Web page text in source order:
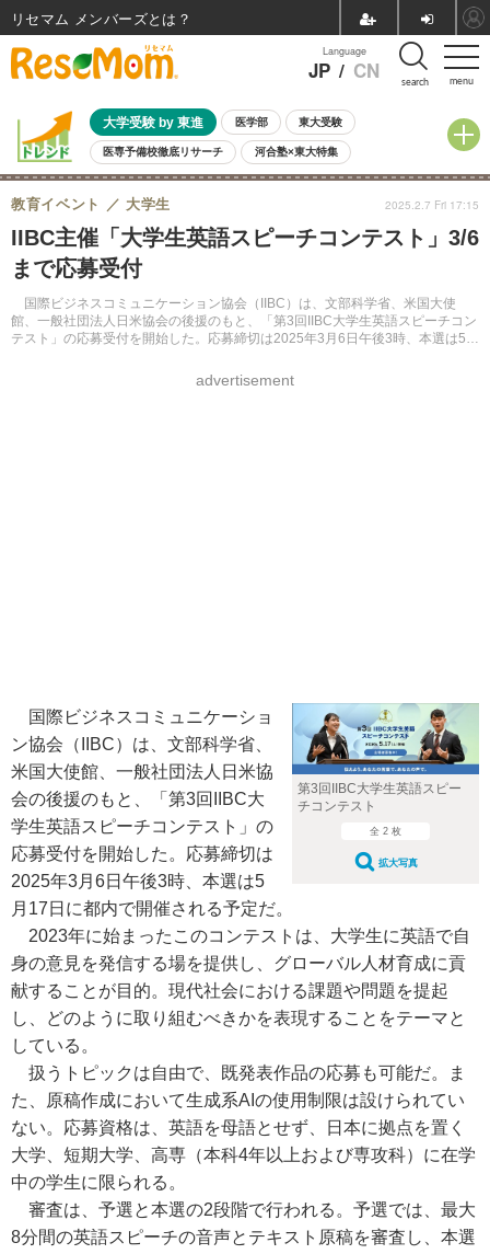
menu
Language
JP / CN search
大学受験 by 東進 医学部 東大受験
医専予備校徹底リサーチ 河合塾×東大特集
親子で考える大学選び 高校受験 中学受験 小学校受験
共通テスト 夏休み
8月開催イベント・WS 全国公立高校 過去問 人気記事
自由研究教材（小学生向け）
IIBC主催「大学生英語スピーチコンテスト」3/6
まで応募受付
国際ビジネスコミュニケーション協会（IIBC）は、文部科学省、米国大使
館、一般社団法人日米協会の後援のもと、「第3回IIBC大学生英語スピーチコン
テスト」の応募受付を開始した。応募締切は2025年3月6日午後3時、本選は5月
教育イベント 大学生
advertisement
2025.2.7 Fri 17:15
第3回IIBC大学生英語スピー
チコンテスト
全 2 枚
拡大写真
国際ビジネスコミュニケーショ
ン協会（IIBC）は、文部科学省、
米国大使館、一般社団法人日米協
会の後援のもと、「第3回IIBC大
学生英語スピーチコンテスト」の
応募受付を開始した。応募締切は
2025年3月6日午後3時、本選は5
月17日に都内で開催される予定だ。
2023年に始まったこのコンテストは、大学生に英語で自
身の意見を発信する場を提供し、グローバル人材育成に貢
献することが目的。現代社会における課題や問題を提起
し、どのように取り組むべきかを表現することをテーマと
している。
扱うトピックは自由で、既発表作品の応募も可能だ。ま
た、原稿作成において生成系AIの使用制限は設けられてい
ない。応募資格は、英語を母語とせず、日本に拠点を置く
大学、短期大学、高専（本科4年以上および専攻科）に在学
中の学生に限られる。
審査は、予選と本選の2段階で行われる。予選では、最大
8分間の英語スピーチの音声とテキスト原稿を審査し、本選
リセマム メンバーズ